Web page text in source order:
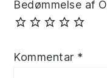
Bedømmelse af
Kommentar *